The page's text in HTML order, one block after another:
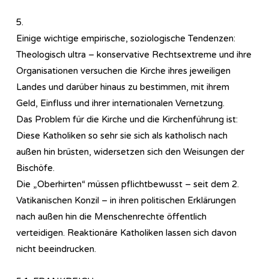
5.
Einige wichtige empirische, soziologische Tendenzen:
Theologisch ultra – konservative Rechtsextreme und ihre
Organisationen versuchen die Kirche ihres jeweiligen
Landes und darüber hinaus zu bestimmen, mit ihrem
Geld, Einfluss und ihrer internationalen Vernetzung.
Das Problem für die Kirche und die Kirchenführung ist:
Diese Katholiken so sehr sie sich als katholisch nach
außen hin brüsten, widersetzen sich den Weisungen der
Bischöfe.
Die „Oberhirten“ müssen pflichtbewusst – seit dem 2.
Vatikanischen Konzil – in ihren politischen Erklärungen
nach außen hin die Menschenrechte öffentlich
verteidigen. Reaktionäre Katholiken lassen sich davon
nicht beeindrucken.